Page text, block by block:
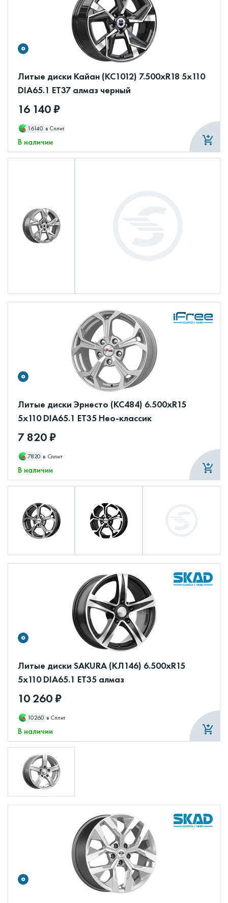
Литые диски Кайан (КС1012) 7.500xR18 5x110
DIA65.1 ET37 алмаз черный
16 140 ₽
16140 в Сплит
В наличии
Литые диски Эрнесто (КС484) 6.500xR15
5x110 DIA65.1 ET35 Нео-классик
7 820 ₽
7820 в Сплит
В наличии
Литые диски SAKURA (КЛ146) 6.500xR15
5x110 DIA65.1 ET35 алмаз
10 260 ₽
10260 в Сплит
В наличии